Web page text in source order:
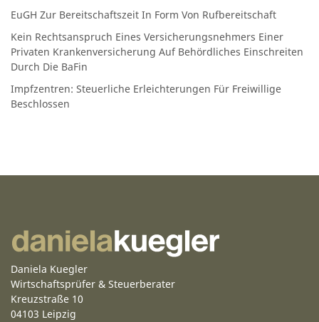
EuGH Zur Bereitschaftszeit In Form Von Rufbereitschaft
Kein Rechtsanspruch Eines Versicherungsnehmers Einer
Privaten Krankenversicherung Auf Behördliches Einschreiten
Durch Die BaFin
Impfzentren: Steuerliche Erleichterungen Für Freiwillige
Beschlossen
Daniela Kuegler
Wirtschaftsprüfer & Steuerberater
Kreuzstraße 10
04103 Leipzig